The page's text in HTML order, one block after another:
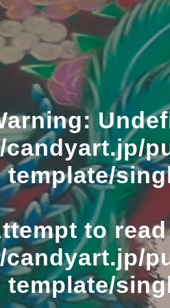
:
candyart.jp/
template/
to
candyart.jp/
template/